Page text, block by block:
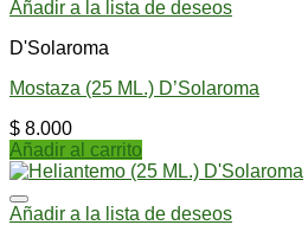
Añadir a la lista de deseos
D'Solaroma
Mostaza (25 ML.) D’Solaroma
$ 8.000
Añadir al carrito
Añadir a la lista de deseos